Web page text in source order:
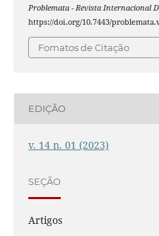
Problemata - Revista Internacional
https://doi.org/10.7443/
Fomatos de Citação
EDIÇÃO
v. 14 n. 01 (2023)
SEÇÃO
Artigos